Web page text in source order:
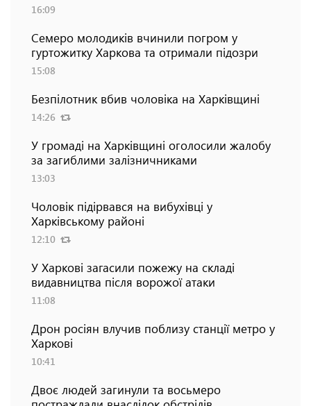
16:09
Семеро молодиків вчинили погром у
гуртожитку Харкова та отримали підозри
15:08
Безпілотник вбив чоловіка на Харківщині
14:26
У громаді на Харківщині оголосили жалобу
за загиблими залізничниками
13:03
Чоловік підірвався на вибухівці у
Харківському районі
12:10
У Харкові загасили пожежу на складі
видавництва після ворожої атаки
11:08
Дрон росіян влучив поблизу станції метро у
Харкові
10:41
Двоє людей загинули та восьмеро